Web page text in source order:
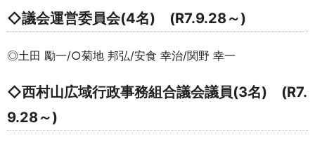
◇議会運営委員会(4名) (R7.9.28～)
◎土田 勵一/○菊地 邦弘/安食 幸治/関野 幸一
◇西村山広域行政事務組合議会議員(3名) (R7.
9.28～)